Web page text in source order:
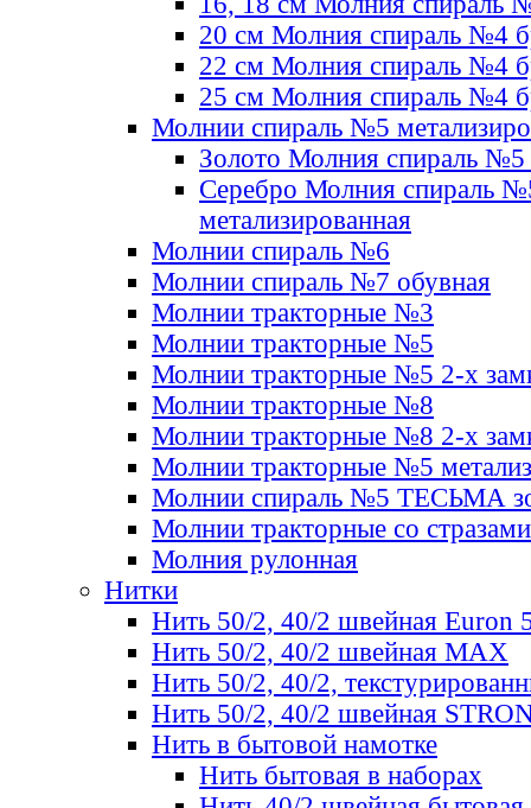
20 см Молния спираль №4
22 см Молния спираль №4
25 см Молния спираль №4
Молнии спираль №5
Золото Молния спираль №5
Серебро Молния спираль
метализированная
Молнии спираль №6
Молнии спираль №7 обувная
Молнии тракторные №3
Молнии тракторные №5
Молнии тракторные №5 2-х
Молнии тракторные №8
Молнии тракторные №8 2-х
Молнии тракторные №5
Молнии спираль №5 ТЕСЬМА
Молнии тракторные со стразами
Молния рулонная
Нитки
Нить 50/2, 40/2 швейная Euron
Нить 50/2, 40/2 швейная МАХ
Нить 50/2, 40/2,
Нить 50/2, 40/2 швейная
Нить в бытовой намотке
Нить бытовая в наборах